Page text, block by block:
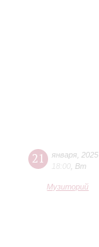
21 января 2025
18:00 Вт
Музиторий